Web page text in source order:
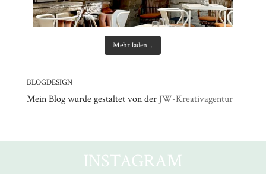
Mehr laden...
BLOGDESIGN
Mein Blog wurde gestaltet von der JW-Kreativagentur
INSTAGRAM